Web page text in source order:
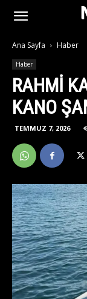
Ana Sayfa Haber
Haber
RAHMİ
KANO
TEMMUZ 7, 2026